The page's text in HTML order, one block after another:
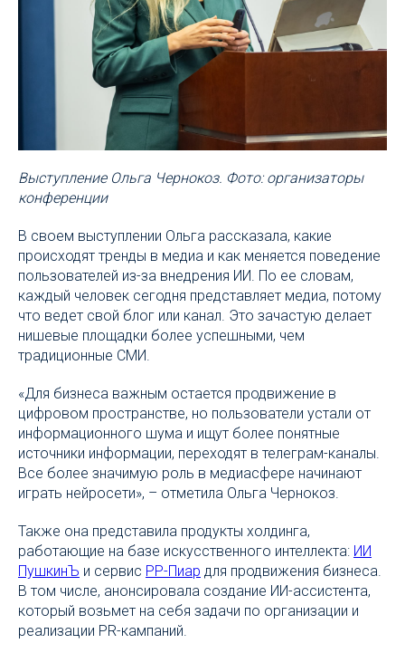
Выступление Ольга Чернокоз. Фото: организаторы
конференции
В своем выступлении Ольга рассказала, какие
происходят тренды в медиа и как меняется поведение
пользователей из-за внедрения ИИ. По ее словам,
каждый человек сегодня представляет медиа, потому
что ведет свой блог или канал. Это зачастую делает
нишевые площадки более успешными, чем
традиционные СМИ.
«Для бизнеса важным остается продвижение в
цифровом пространстве, но пользователи устали от
информационного шума и ищут более понятные
источники информации, переходят в телеграм-каналы.
Все более значимую роль в медиасфере начинают
играть нейросети», – отметила Ольга Чернокоз.
Также она представила продукты холдинга,
работающие на базе искусственного интеллекта: ИИ
ПушкинЪ и сервис РР-Пиар для продвижения бизнеса.
В том числе, анонсировала создание ИИ-ассистента,
который возьмет на себя задачи по организации и
реализации PR-кампаний.